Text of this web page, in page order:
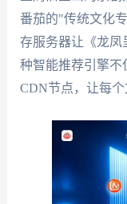
番茄的"传统文化
存服务器让《龙凤
种智能推荐引擎不
CDN节点，让每个